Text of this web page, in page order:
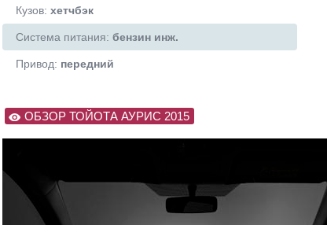
Кузов: хетчбэк
Система питания: бензин инж.
Привод: передний
ОБЗОР ТОЙОТА АУРИС 2015